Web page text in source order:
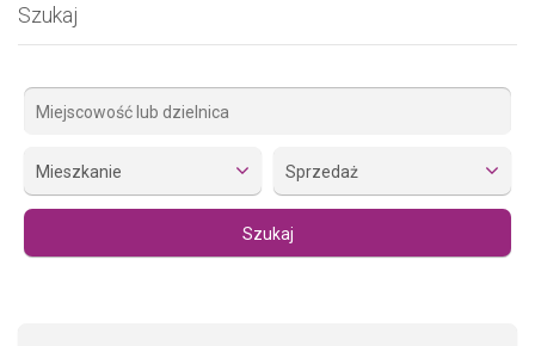
Szukaj
Mieszkanie Sprzedaż